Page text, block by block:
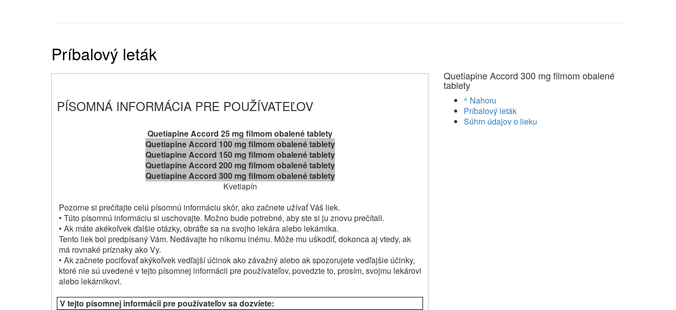
Príbalový leták
PÍSOMNÁ INFORMÁCIA PRE POUŽÍVATEĽOV
Quetiapine Accord 25 mg filmom obalené tablety
Quetiapine Accord 100 mg filmom obalené tablety
Quetiapine Accord 150 mg filmom obalené tablety
Quetiapine Accord 200 mg filmom obalené tablety
Quetiapine Accord 300 mg filmom obalené tablety
Kvetiapín
Pozorne si prečítajte celú písomnú informáciu skôr, ako začnete užívať Váš liek.
• Túto písomnú informáciu si uschovajte. Možno bude potrebné, aby ste si ju znovu prečítali.
• Ak máte akékoľvek ďalšie otázky, obráťte sa na svojho lekára alebo lekárnika.
Tento liek bol predpísaný Vám. Nedávajte ho nikomu inému. Môže mu uškodiť, dokonca aj vtedy, ak
má rovnaké príznaky ako Vy.
• Ak začnete pociťovať akýkoľvek vedľajší účinok ako závažný alebo ak spozorujete vedľajšie účinky,
ktoré nie sú uvedené v tejto písomnej informácii pre používateľov, povedzte to, prosím, svojmu lekárovi
alebo lekárnikovi.
V tejto písomnej informácii pre používateľov sa dozviete:
Quetiapine Accord 300 mg filmom obalené
tablety
^ Nahoru
Príbalový leták
Súhrn údajov o lieku